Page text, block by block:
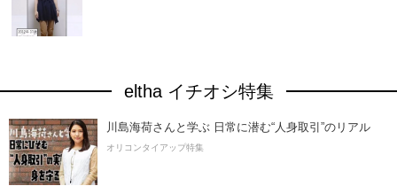
eltha イチオシ特集
川島海荷さんと学ぶ 日常に潜む“人身取引”のリアル
オリコンタイアップ特集